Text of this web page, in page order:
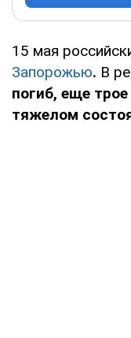
15 мая
Запорожью. В
погиб, еще
тяжелом